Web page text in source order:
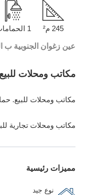
245 م² 1 الحمامات
عين زغوان الجنوبية ب
مكاتب ومحلات للبيع ب
مكاتب ومحلات للبيع. حمام 1 ،مساحة 245 متر مربع. أقل من 10 سنة.
مكاتب ومحلات تجارية
مميزات رئيسية
نوع جيد